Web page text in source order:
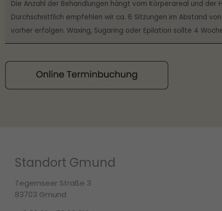
Die Anzahl der Behandlungen hängt vom Körperareal und
Durchschnittlich empfehlen wir ca. 6 Sitzungen im Abstand
vorher erfolgen. Waxing, Sugaring oder Epilation sollte 4
Standort Gmund
Tegernseer Straße 3
83703 Gmund